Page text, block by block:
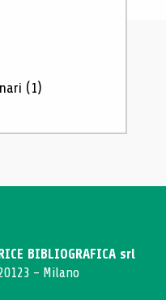
(1)
BIBLIOGRAFICA srl
- Milano